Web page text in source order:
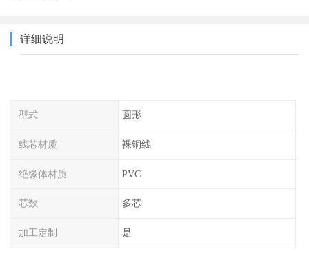
详细说明
型式 圆形
线芯材质 裸铜线
绝缘体材质 PVC
芯数 多芯
加工定制 是